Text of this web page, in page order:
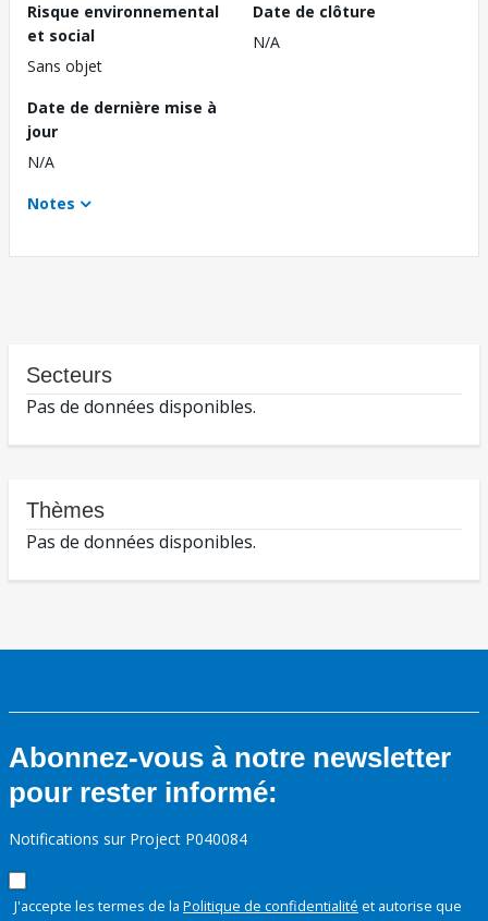
Risque environnemental
et social
Sans objet
Date de clôture
N/A
Date de dernière mise à
jour
N/A
Notes
Secteurs
Pas de données disponibles.
Thèmes
Pas de données disponibles.
Abonnez-vous à notre newsletter
pour rester informé:
Notifications sur Project P040084
J'accepte les termes de la Politique de confidentialité et autorise que